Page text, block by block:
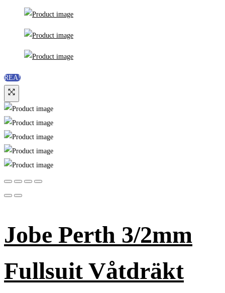
REA!
Jobe Perth 3/2mm
Fullsuit Våtdräkt